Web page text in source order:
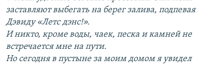
заставляют выбегать на берег залива, подпевая
Дэвиду «Летс дэнс!».
И никто, кроме воды, чаек, песка и камней не
встречается мне на пути.
Но сегодня в пустыне за моим домом я увидел